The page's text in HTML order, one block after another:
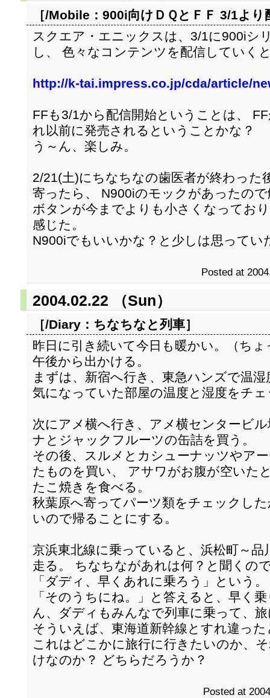
［/Mobile： 900i向けＤＱとＦＦ 3/1より
スクエア・エニックスは、3/1に900iシ
し、 色々なコンテンツを配信していく
http://k-tai.impress.co.jp/cda/article/
FFも3/1から配信開始ということは、
れ以前に発売されるということかな？
う～ん、楽しみ。
2/21(土)にちなちなの歯医者が終わった
寄ったら、 N900iのモックがあったの
ボタンが今までよりも小さくなってお
感じた。
N900iでもいいかな？と少しは思ってい
Posted at
2004.02.22 （Sun）
［/Diary： ちなちなと列車］
昨日に引き続いて今日も暖かい。（ち
午後から出かける。
まずは、新宿へ行き、東急ハンズで温
気になっていた部屋の温度と湿度をチ
次にアメ横へ行き、アメ横センタービ
ナとジャックフルーツの缶詰を買う。
その後、スルメとカシューナッツやア
たものを買い、 アサワがお腹が空いた
たこ焼きを食べる。
秋葉原へ寄ってパーツ類をチェックし
いので帰ることにする。
京浜東北線に乗っていると、浜松町～
走る。 ちなちながあれは何？と聞くの
「ダディ、早くあれに乗ろう」という。
「そのうちにね。」と答えると、早く
ん、ダディもみんなで列車に乗って、
そういえば、東海道新幹線とすれ違っ
これはどこかに旅行に行きたいのか、
けなのか？ どちらだろうか？
Posted at